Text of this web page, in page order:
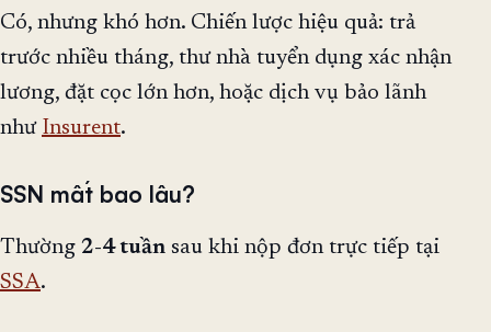
Có, nhưng khó hơn. Chiến lược hiệu quả: trả
trước nhiều tháng, thư nhà tuyển dụng xác nhận
lương, đặt cọc lớn hơn, hoặc dịch vụ bảo lãnh
như Insurent.
SSN mất bao lâu?
Thường 2-4 tuần sau khi nộp đơn trực tiếp tại
SSA.